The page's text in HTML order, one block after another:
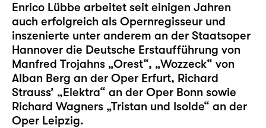
Enrico Lübbe arbeitet seit einigen Jahren
auch erfolgreich als Opernregisseur und
inszenierte unter anderem an der Staatsoper
Hannover die Deutsche Erstaufführung von
Manfred Trojahns „Orest“, „Wozzeck“ von
Alban Berg an der Oper Erfurt, Richard
Strauss’ „Elektra“ an der Oper Bonn sowie
Richard Wagners „Tristan und Isolde“ an der
Oper Leipzig.